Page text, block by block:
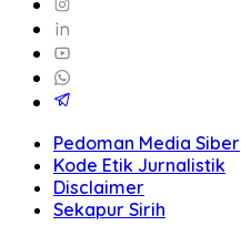
Pedoman Media Siber
Kode Etik Jurnalistik
Disclaimer
Sekapur Sirih